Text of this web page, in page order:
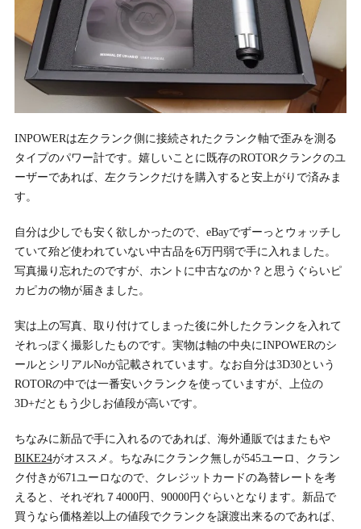
INPOWERは左クランク側に接続されたクランク軸で歪みを測る
タイプのパワー計です。嬉しいことに既存のROTORクランクのユ
ーザーであれば、左クランクだけを購入すると安上がりで済みま
す。
自分は少しでも安く欲しかったので、eBayでずーっとウォッチし
ていて殆ど使われていない中古品を6万円弱で手に入れました。
写真撮り忘れたのですが、ホントに中古なのか？と思うぐらいピ
カピカの物が届きました。
実は上の写真、取り付けてしまった後に外したクランクを入れて
それっぽく撮影したものです。実物は軸の中央にINPOWERのシ
ールとシリアルNoが記載されています。なお自分は3D30という
ROTORの中では一番安いクランクを使っていますが、上位の
3D+だともう少しお値段が高いです。
ちなみに新品で手に入れるのであれば、海外通販ではまたもや
BIKE24がオススメ。ちなみにクランク無しが545ユーロ、クラン
ク付きが671ユーロなので、クレジットカードの為替レートを考
えると、それぞれ７4000円、90000円ぐらいとなります。新品で
買うなら価格差以上の値段でクランクを譲渡出来るのであれば、